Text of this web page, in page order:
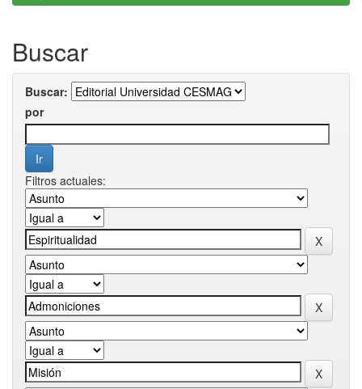
Buscar
Buscar:
por
Filtros actuales: